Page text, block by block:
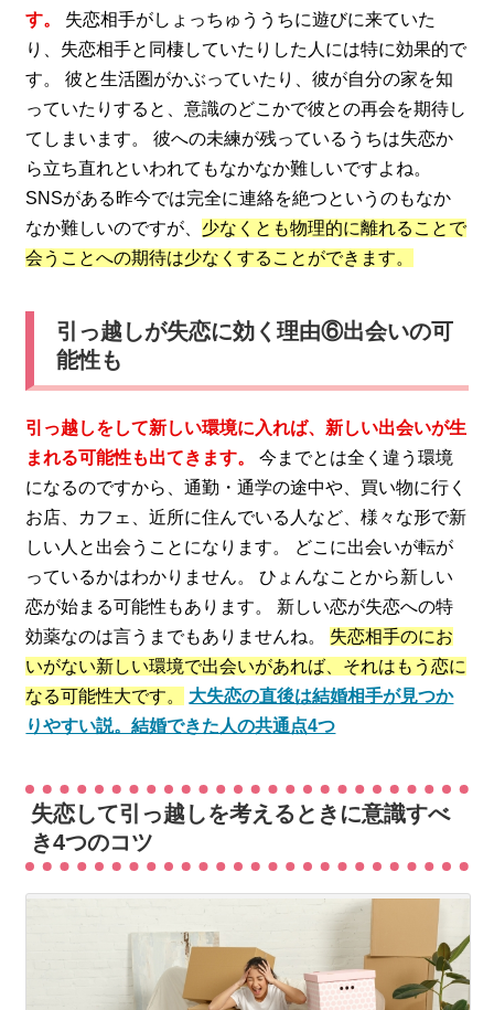
す。
失恋相手がしょっちゅううちに遊びに来ていた
り、失恋相手と同棲していたりした人には特に効果的で
す。 彼と生活圏がかぶっていたり、彼が自分の家を知
っていたりすると、意識のどこかで彼との再会を期待し
てしまいます。 彼への未練が残っているうちは失恋か
ら立ち直れといわれてもなかなか難しいですよね。
SNSがある昨今では完全に連絡を絶つというのもなか
なか難しいのですが、 少なくとも物理的に離れることで
会うことへの期待は少なくすることができます。
引っ越しが失恋に効く理由⑥出会いの可
能性も
引っ越しをして新しい環境に入れば、新しい出会いが生
まれる可能性も出てきます。
今までとは全く違う環境
になるのですから、通勤・通学の途中や、買い物に行く
お店、カフェ、近所に住んでいる人など、様々な形で新
しい人と出会うことになります。 どこに出会いが転が
っているかはわかりません。 ひょんなことから新しい
恋が始まる可能性もあります。 新しい恋が失恋への特
効薬なのは言うまでもありませんね。 失恋相手のにお
いがない新しい環境で出会いがあれば、それはもう恋に
なる可能性大です。
大失恋の直後は結婚相手が見つか
りやすい説。結婚できた人の共通点4つ
失恋して引っ越しを考えるときに意識すべ
き4つのコツ